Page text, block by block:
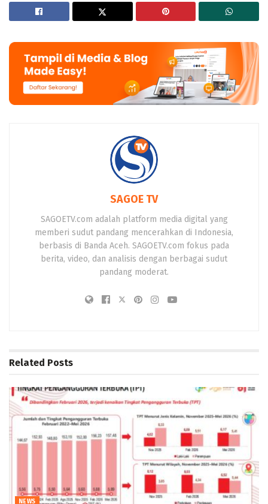
SAGOE TV
SAGOETV.com adalah platform media digital yang
memberi sudut pandang mencerahkan di Indonesia,
berbasis di Banda Aceh. SAGOETV.com fokus pada
berita, video, dan analisis dengan berbagai sudut
pandang moderat.
Related Posts
NEWS